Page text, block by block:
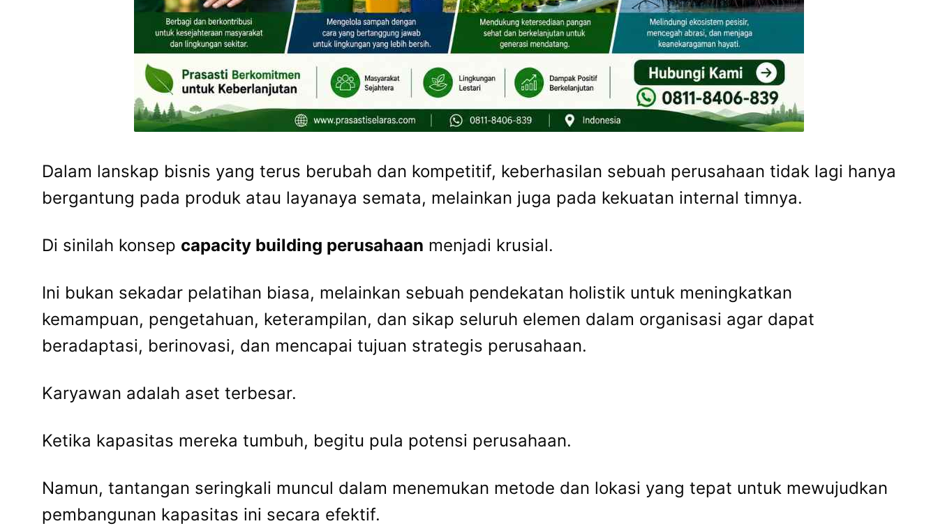
Dalam lanskap bisnis yang terus berubah dan kompetitif, keberhasilan sebuah perusahaan tidak lagi hanya
bergantung pada produk atau layanaya semata, melainkan juga pada kekuatan internal timnya.
Di sinilah konsep capacity building perusahaan menjadi krusial.
Ini bukan sekadar pelatihan biasa, melainkan sebuah pendekatan holistik untuk meningkatkan
kemampuan, pengetahuan, keterampilan, dan sikap seluruh elemen dalam organisasi agar dapat
beradaptasi, berinovasi, dan mencapai tujuan strategis perusahaan.
Karyawan adalah aset terbesar.
Ketika kapasitas mereka tumbuh, begitu pula potensi perusahaan.
Namun, tantangan seringkali muncul dalam menemukan metode dan lokasi yang tepat untuk mewujudkan
pembangunan kapasitas ini secara efektif.